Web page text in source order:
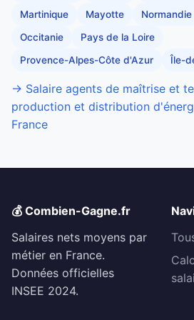
Martinique Mayotte Normandie
Occitanie Pays de la Loire
Provence-Alpes-Côte d'Azur Île-
→ Salaire agents de maîtrise et
production et distribution
France
💰 Combien-Gagne.fr
Salaires nets moyens par
métier en France.
Données officielles
INSEE 2024.